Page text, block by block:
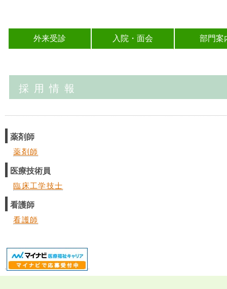
外来受診 入院・面会 部門案
採用情報
薬剤師
薬剤師
医療技術員
臨床工学技士
看護師
看護師